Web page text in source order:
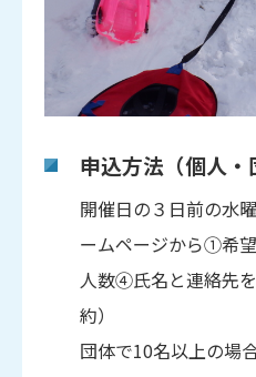
申込方法（個人・
開催日の３日前の水
ームページから①希
人数④氏名と連絡先
約）
団体で10名以上の場